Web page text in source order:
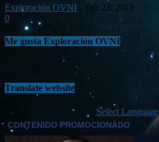
Exploración OVNI - Feb 23, 2013
0
Me gusta Exploración OVNI
Translate website
Select Language